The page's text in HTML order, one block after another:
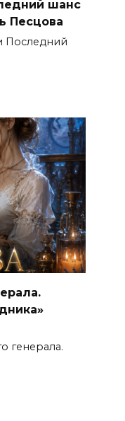
шанс
Песцова
Последний
генерала.